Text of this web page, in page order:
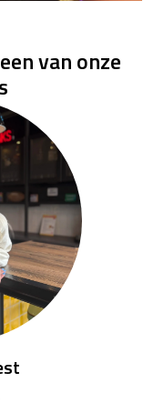
van onze